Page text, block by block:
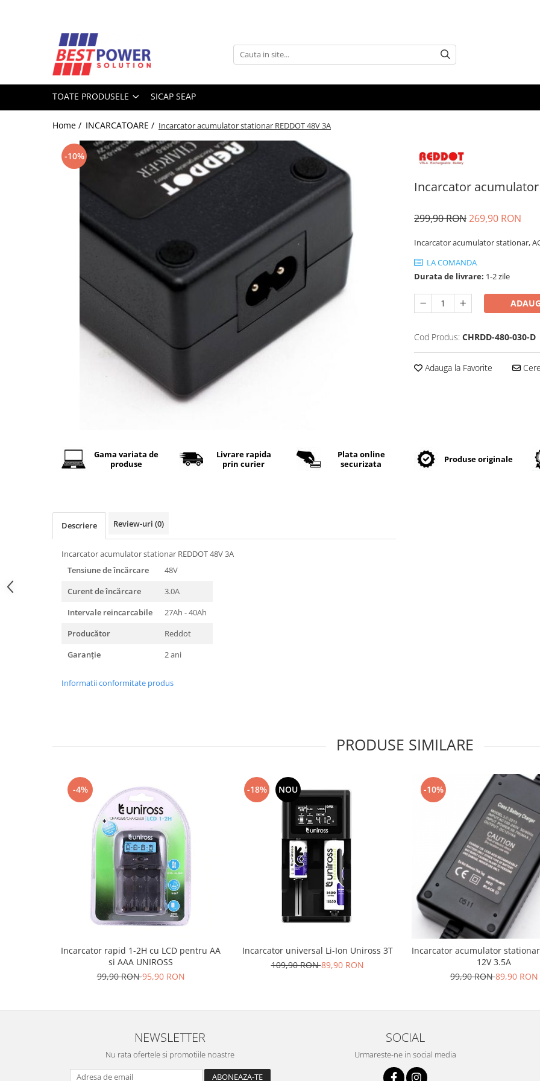
Toate Produsele
ACUMULATORI
Acumulatori Moto
Acumulatori Vehicule electrice
UPS - Centrale termice
SURSE ALIMENTARE LED
Incarcatori ac. stationari
TUBURI NEON
TOATE PRODUSELE SICAP SEAP
Home / INCARCATOARE / Incarcator acumulator stationar REDDOT 48V 3A
Incarcator acumulator
-10%
299,90 RON269,90 RON
Incarcator acumulator stationar,
LA COMANDA
Durata de livrare: 1-2 zile
Cod Produs: CHRDD-480-030-D
Adauga la Favorite
Gama variata de
produse
Livrare rapida
prin curier
Plata online
securizata
Produse originale
Descriere Review-uri (0)
Incarcator acumulator stationar REDDOT 48V 3A
Tensiune de încărcare
48V
Curent de încărcare
3.0A
Intervale reincarcabile
27Ah - 40Ah
Producător
Reddot
Garanție
2 ani
Informatii conformitate produs
PRODUSE SIMILARE
-4%
Incarcator rapid 1-2H cu LCD pentru AA
si AAA UNIROSS
99,90 RON95,90 RON
-18% NOU
Incarcator universal Li-Ion Uniross 3T
109,90 RON89,90 RON
-10%
Incarcator acumulator stationar
12V 3.5A
99,90 RON89,90 RON
NEWSLETTER
Nu rata ofertele si promotiile noastre
SOCIAL
Urmareste-ne in social media